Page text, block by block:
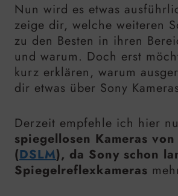
Nun wird es etwas
zeige dir, welche weiteren
zu den Besten in ihren
und warum. Doch erst
kurz erklären, warum
dir etwas über Sony
Derzeit empfehle ich hier
spiegellosen Kameras
(DSLM), da Sony schon
Spiegelreflexkameras